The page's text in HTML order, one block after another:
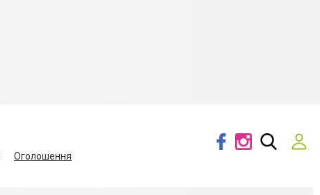
Оголошення